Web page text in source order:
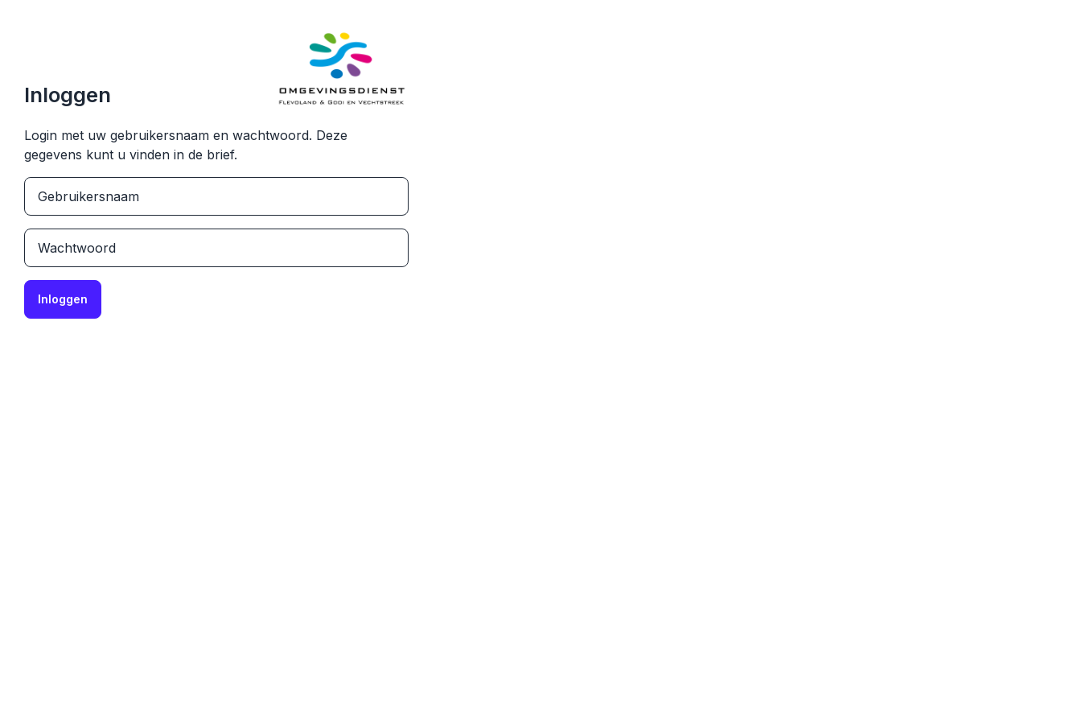
Inloggen
Login met uw gebruikersnaam en wachtwoord. Deze
gegevens kunt u vinden in de brief.
Gebruikersnaam
Wachtwoord
Inloggen